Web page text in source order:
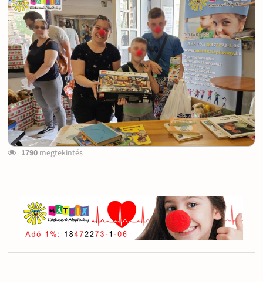
1790megtekintés